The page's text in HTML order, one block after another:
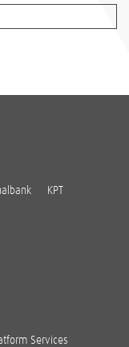
KPT
Services